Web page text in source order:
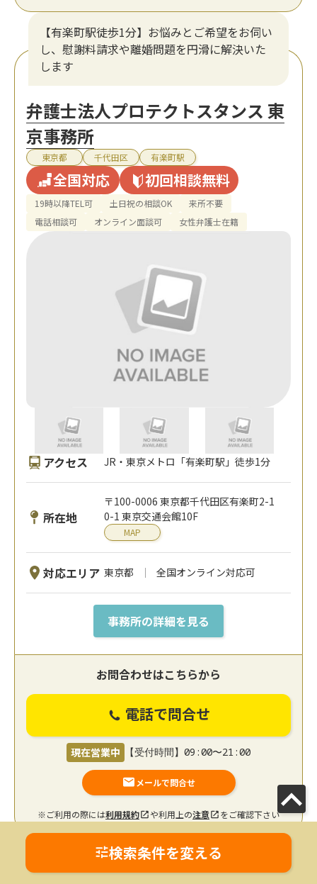
【有楽町駅徒歩1分】お悩みとご希望をお伺い
し、慰謝料請求や離婚問題を円滑に解決いた
します
弁護士法人プロテクトスタンス 東
京事務所
東京都 千代田区 有楽町駅
全国対応 初回相談無料
19時以降TEL可 土日祝の相談OK
来所不要
電話相談可
オンライン面談可 女性弁護士在籍
アクセス JR・東京メトロ「有楽町駅」徒歩1分
所在地
〒100-0006 東京都千代田区有楽町2-1
0-1 東京交通会館10F
MAP
対応エリア 東京都 全国オンライン対応可
事務所の詳細を見る
お問合わせはこちらから
電話で問合せ
現在営業中 【受付時間】09:00〜21:00
メールで問合せ
※ご利用の際には利用規約 や利用上の注意 をご確認下さい
【東京駅徒歩3分】攻めの弁護で依頼者の利益
を優先に
検索条件を変える